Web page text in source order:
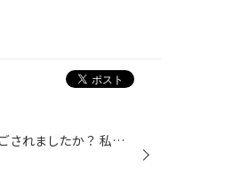
最近「平成最後の夏」なんてよく言われますが、皆さんはどう過ごされましたか？ 私がこの夏にしたかったことはあまり出来なかったような気がしますが、 先日やっと花火見てきました！寄島のほうであがった花火、 そんなに激しく人が多いわけでもなく、そこは芝生の公園で打ちあがるのですが、 シー...